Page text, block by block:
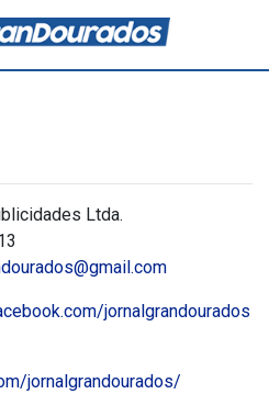
Ltda.
jornalgrandourados
jornalgrandourados/